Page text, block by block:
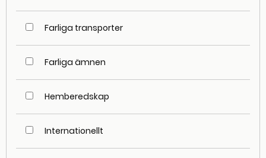
Farliga transporter
Farliga ämnen
Hemberedskap
Internationellt